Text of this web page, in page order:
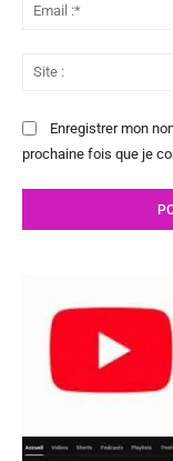
Enregistrer mon
prochaine fois que je